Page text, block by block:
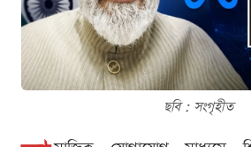
ছবি : সংগৃহীত